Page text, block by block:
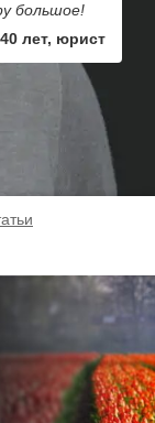
большое!
лет, юрист